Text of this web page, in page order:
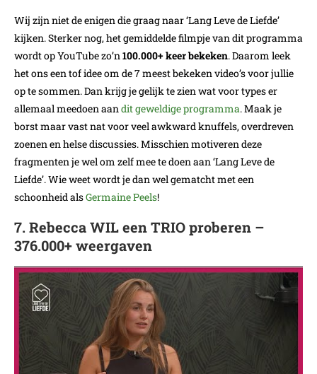
Wij zijn niet de enigen die graag naar ‘Lang Leve de Liefde’
kijken. Sterker nog, het gemiddelde filmpje van dit programma
wordt op YouTube zo’n100.000+ keer bekeken. Daarom leek
het ons een tof idee om de 7 meest bekeken video’s voor jullie
op te sommen. Dan krijg je gelijk te zien wat voor types er
allemaal meedoen aandit geweldige programma. Maak je
borst maar vast nat voor veel awkward knuffels, overdreven
zoenen en helse discussies. Misschien motiveren deze
fragmenten je wel om zelf mee te doen aan ‘Lang Leve de
Liefde’. Wie weet wordt je dan wel gematcht met een
schoonheid alsGermaine Peels!
7. Rebecca WIL een TRIO proberen –
376.000+ weergaven